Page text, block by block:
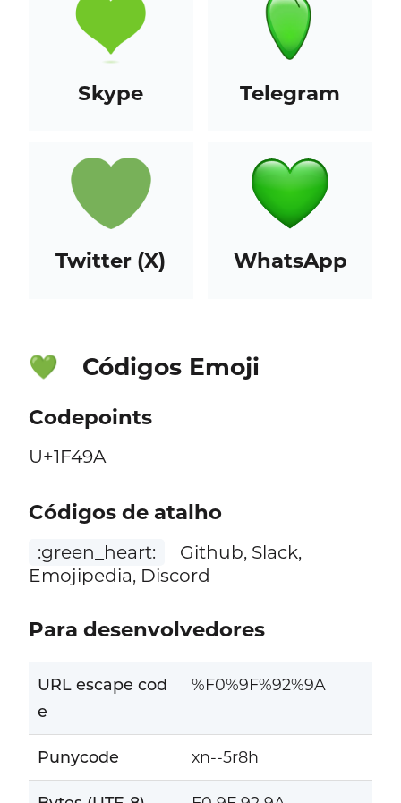
Skype Telegram
Twitter (X) WhatsApp
💚 Códigos Emoji
Codepoints
U+1F49A
Códigos de atalho
:green_heart:
Github, Slack,
Emojipedia, Discord
Para desenvolvedores
URL escape cod
e
%F0%9F%92%9A
Punycode xn--5r8h